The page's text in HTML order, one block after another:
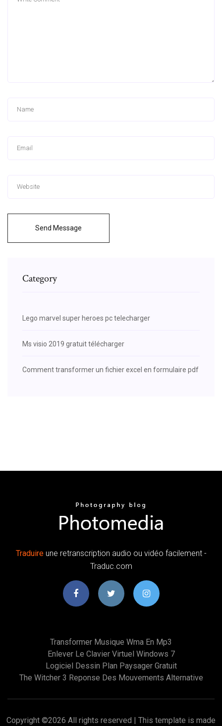
Send Message
Category
Lego marvel super heroes pc telecharger
Ms visio 2019 gratuit télécharger
Comment transformer un fichier excel en formulaire pdf
Traduireune retranscription audio ou vidéo facilement -
Traduc.com
Transformer Musique Wma En Mp3
Enlever Le Clavier Virtuel Windows 7
Logiciel Dessin Plan Paysager Gratuit
The Witcher 3 Reponse Des Mouvements Alternative
Copyright ©2026 All rights reserved | This template is made